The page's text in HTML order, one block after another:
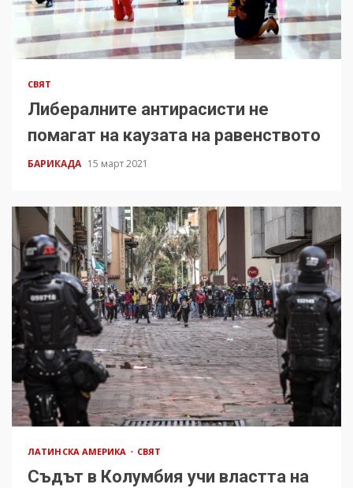
СВЯТ
Либералните антирасисти не
помагат на каузата на равенството
БАРИКАДА 15 март 2021
ЛАТИНСКА АМЕРИКА СВЯТ
Съдът в Колумбия учи властта на